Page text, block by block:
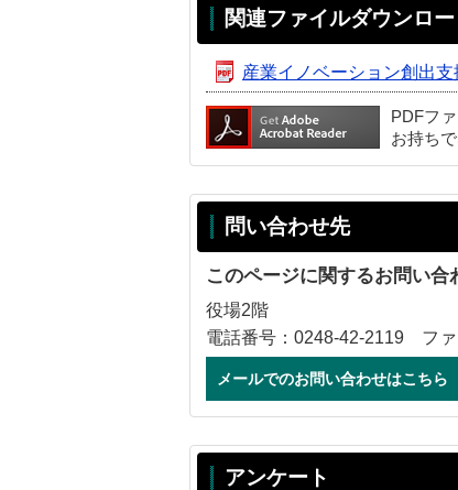
関連ファイルダウンロー
産業イノベーション創出
PDFフ
お持ち
問い合わせ先
このページに関するお問い合
役場2階
電話番号：0248-42-2119 フ
メールでのお問い合わせはこちら
アンケート